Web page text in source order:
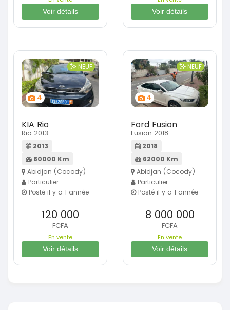
Voir détails
Voir détails
4
NEUF
KIA Rio
Rio 2013
2013
80000 Km
Abidjan (Cocody)
Particulier
Posté il y a 1 année
120 000
FCFA
En vente
Voir détails
4
NEUF
Ford Fusion
Fusion 2018
2018
62000 Km
Abidjan (Cocody)
Particulier
Posté il y a 1 année
8 000 000
FCFA
En vente
Voir détails